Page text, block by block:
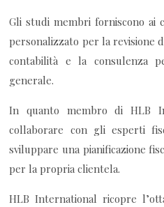
Gli studi membri forniscono ai
personalizzato per la revisione
contabilità e la consulenza
generale.
In quanto membro di HLB
collaborare con gli esperti
sviluppare una pianificazione
per la propria clientela.
HLB International ricopre